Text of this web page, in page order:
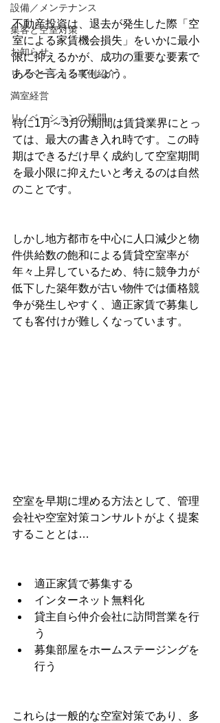
設備／メンテナンス
集客と空室対策
お知らせ
リノベーション事例紹介
満室経営
リノベーションの疑問
不動産投資は、退去が発生した際「空
室による家賃機会損失」をいかに最小
限に抑えるかが、成功の重要な要素で
あると言えるでしょう。
特に1月～3月の期間は賃貸業界にとっ
ては、最大の書き入れ時です。この時
期はできるだけ早く成約して空室期間
を最小限に抑えたいと考えるのは自然
のことです。
しかし地方都市を中心に人口減少と物
件供給数の飽和による賃貸空室率が
年々上昇しているため、特に競争力が
低下した築年数が古い物件では価格競
争が発生しやすく、適正家賃で募集し
ても客付けが難しくなっています。
空室を早期に埋める方法として、管理
会社や空室対策コンサルトがよく提案
することとは…
適正家賃で募集する
インターネット無料化
貸主自ら仲介会社に訪問営業を行
う
募集部屋をホームステージングを
行う
これらは一般的な空室対策であり、多